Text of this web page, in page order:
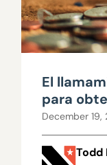
El
para
requiere
December 19,
Todd